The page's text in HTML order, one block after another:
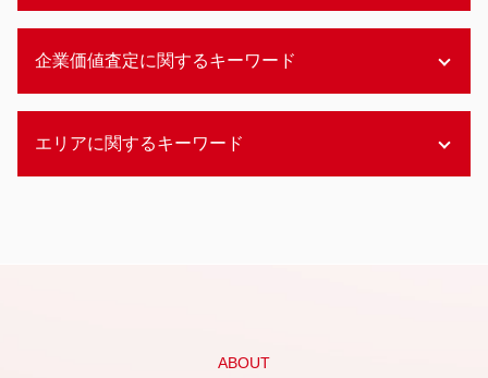
事業承継 自社株買い
漁業 後継者問題
後継者問題
事業承継 株式譲渡
資金調達 銀行借入
エクイティファイナンス 銀行
メザニンファイナンス 利点
レバレッジドバイアウト わかりやすく
企業価値査定に関するキーワード
企業価値評価 重要性
企業価値評価 内容
マーケットアプローチ とは
エリアに関するキーワード
ABOUT